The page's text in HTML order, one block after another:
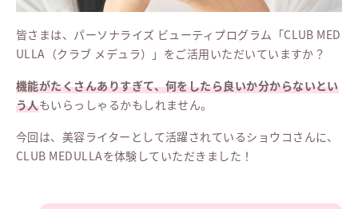
皆さまは、パーソナライズ ビューティプログラム「CLUB MED
ULLA（クラブ メデュラ）」をご活用いただいていますか？
機能がたくさんありすぎて、何をしたら良いか分からないとい
う人もいらっしゃるかもしれません。
今回は、美容ライターとして活躍されているショウコさんに、
CLUB MEDULLAを体験していただきました！